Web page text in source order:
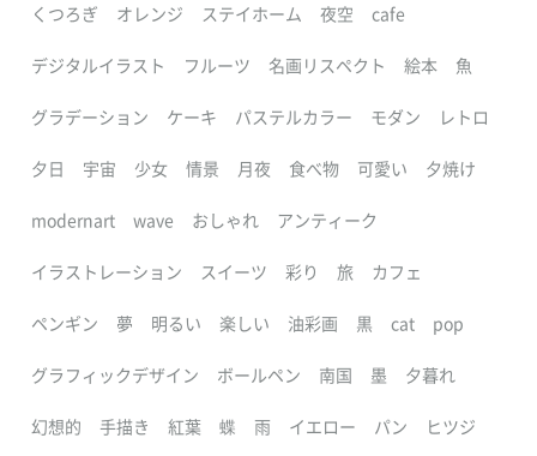
くつろぎ オレンジ ステイホーム 夜空 cafe
デジタルイラスト フルーツ 名画リスペクト 絵本 魚
グラデーション ケーキ パステルカラー モダン レトロ
夕日 宇宙 少女 情景 月夜 食べ物 可愛い 夕焼け
modernart wave おしゃれ アンティーク
イラストレーション スイーツ 彩り 旅 カフェ
ペンギン 夢 明るい 楽しい 油彩画 黒 cat pop
グラフィックデザイン ボールペン 南国 墨 夕暮れ
幻想的 手描き 紅葉 蝶 雨 イエロー パン ヒツジ